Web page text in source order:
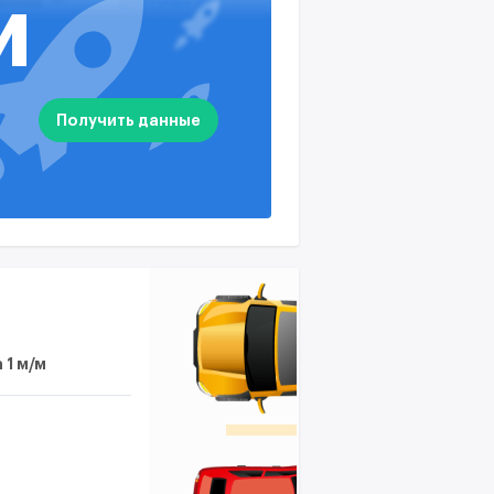
Получить данные
доступен на
тарифе
вводов
доступен на
тарифе
здания
доступен на
тарифе
1 м/м